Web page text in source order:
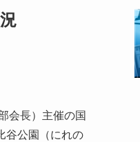
況
会長）主催の国
谷公園（にれの